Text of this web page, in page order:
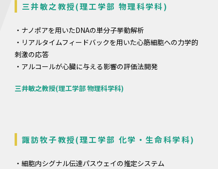
三井敏之教授(理工学部 物理科学科)
・ナノポアを⽤いたDNAの単分子挙動解析
・リアルタイムフィードバックを⽤いた⼼筋細胞への⼒学的
刺激の応答
・アルコールが心臓に与える影響の評価法開発
三井敏之教授(理工学部 物理科学科)
諏訪牧子教授(理工学部 化学・生命科学科)
・細胞内シグナル伝達パスウェイの推定システム